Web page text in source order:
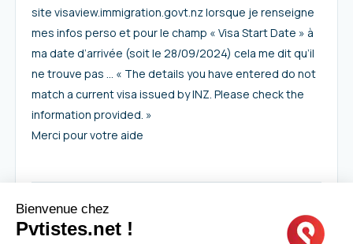
site visaview.immigration.govt.nz lorsque je renseigne
mes infos perso et pour le champ « Visa Start Date » à
ma date d’arrivée (soit le 28/09/2024) cela me dit qu’il
ne trouve pas … « The details you have entered do not
match a current visa issued by INZ. Please check the
information provided. »
Merci pour votre aide
Bienvenue chez
Pvtistes.net !